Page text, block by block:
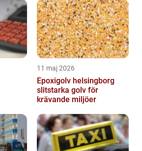
11 maj 2026
Epoxigolv helsingborg
slitstarka golv för
krävande miljöer